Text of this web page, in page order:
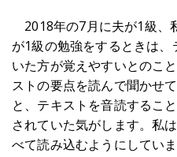
2018年の7月に夫が1級、
が1級の勉強をするときは
いた方が覚えやすいとのこ
ストの要点を読んで聞かせ
と、テキストを音読するこ
されていた気がします。私
べて読み込むようにしてい